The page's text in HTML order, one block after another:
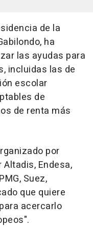
de la
ha
las ayudas para
incluidas las de
escolar
de
de renta más
por
Endesa,
Suez,
que quiere
acercarlo